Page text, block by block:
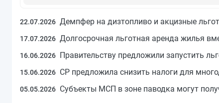
22.07.2026 Демпфер на дизтопливо и акцизные
17.07.2026 Долгосрочная льготная аренда жилья
16.06.2026 Правительству предложили запустить
15.06.2026 СР предложила снизить налоги для
05.05.2026 Субъекты МСП в зоне паводка могут